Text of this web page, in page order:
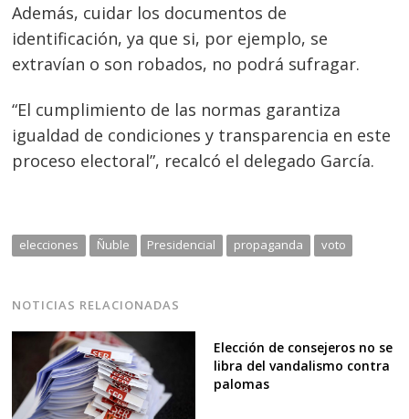
Además, cuidar los documentos de
identificación, ya que si, por ejemplo, se
extravían o son robados, no podrá sufragar.
“El cumplimiento de las normas garantiza
igualdad de condiciones y transparencia en este
proceso electoral”, recalcó el delegado García.
elecciones Ñuble Presidencial propaganda voto
NOTICIAS RELACIONADAS
Elección de consejeros no se
libra del vandalismo contra
palomas